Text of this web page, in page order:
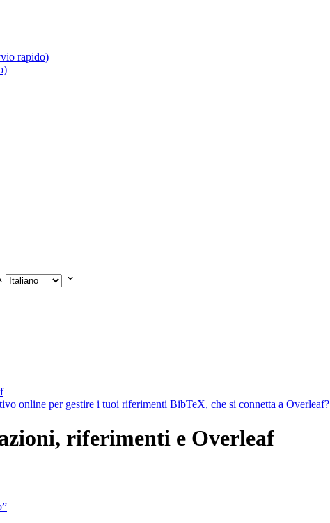
rapido)
online per gestire i tuoi riferimenti BibTeX, che si connetta a Overleaf?
riferimenti e Overleaf